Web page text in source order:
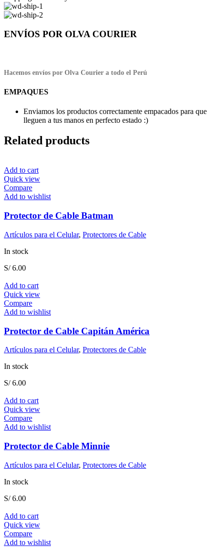
ENVÍOS POR OLVA COURIER
Hacemos envíos por Olva Courier a todo el Perú
EMPAQUES
Enviamos los productos correctamente empacados para que
lleguen a tus manos en perfecto estado :)
Related products
Add to cart
Quick view
Compare
Add to wishlist
Protector de Cable Batman
Artículos para el Celular, Protectores de Cable
In stock
S/6.00
Add to cart
Quick view
Compare
Add to wishlist
Protector de Cable Capitán América
Artículos para el Celular, Protectores de Cable
In stock
S/6.00
Add to cart
Quick view
Compare
Add to wishlist
Protector de Cable Minnie
Artículos para el Celular, Protectores de Cable
In stock
S/6.00
Add to cart
Quick view
Compare
Add to wishlist